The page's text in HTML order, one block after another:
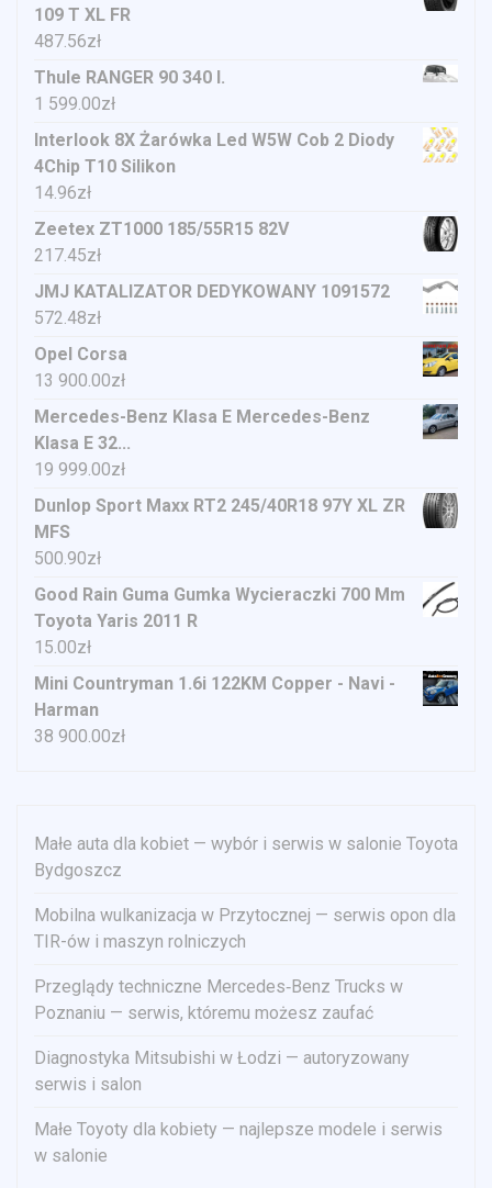
109 T XL FR
487.56zł
Thule RANGER 90 340 l.
1 599.00zł
Interlook 8X Żarówka Led W5W Cob 2 Diody
4Chip T10 Silikon
14.96zł
Zeetex ZT1000 185/55R15 82V
217.45zł
JMJ KATALIZATOR DEDYKOWANY 1091572
572.48zł
Opel Corsa
13 900.00zł
Mercedes-Benz Klasa E Mercedes-Benz
Klasa E 32...
19 999.00zł
Dunlop Sport Maxx RT2 245/40R18 97Y XL ZR
MFS
500.90zł
Good Rain Guma Gumka Wycieraczki 700 Mm
Toyota Yaris 2011 R
15.00zł
Mini Countryman 1.6i 122KM Copper - Navi -
Harman
38 900.00zł
Małe auta dla kobiet — wybór i serwis w salonie Toyota
Bydgoszcz
Mobilna wulkanizacja w Przytocznej — serwis opon dla
TIR-ów i maszyn rolniczych
Przeglądy techniczne Mercedes‑Benz Trucks w
Poznaniu — serwis, któremu możesz zaufać
Diagnostyka Mitsubishi w Łodzi — autoryzowany
serwis i salon
Małe Toyoty dla kobiety — najlepsze modele i serwis
w salonie